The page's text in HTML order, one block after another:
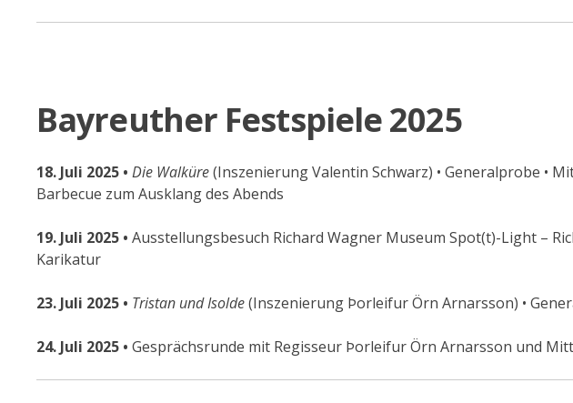
Bayreuther Festspiele 2025
18. Juli 2025 • Die Walküre(Inszenierung Valentin Schwarz) • Generalprobe •
Barbecue zum Ausklang des Abends
19. Juli 2025 • Ausstellungsbesuch Richard Wagner Museum Spot(t)-Light –
Karikatur
23. Juli 2025 • Tristan und Isolde(Inszenierung Þorleifur Örn Arnarsson) •
24. Juli 2025 • Gesprächsrunde mit Regisseur Þorleifur Örn Arnarsson und